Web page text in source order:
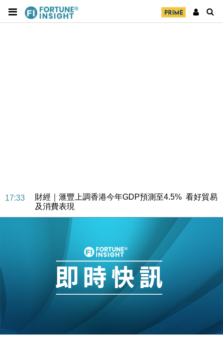
17:33
財經｜滙豐上調香港今年GDP預測至4.5% 看好貿易
及消費表現
本地｜假冒內地執法人員要求交「保證金」 43歲女子
損失近6900萬元
財經｜日經失守6.5萬點後回穩 全周仍升近2%
財經｜恒隆10月換帥 玩具「反」斗城亞洲CEO蔡德
15:11
財經｜韓股反覆波動收跌 連挫7周創逾3年最長跌勢
財經｜內地7月美元計價出口增近24%勝預期 貿易順